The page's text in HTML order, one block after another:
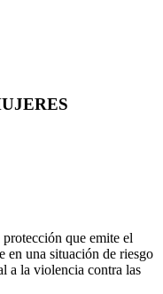
que emite el
en una situación de riesgo
a la violencia contra las